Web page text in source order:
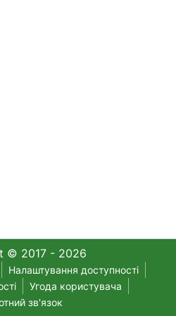
© 2017 - 2026
Налаштування доступності
Угода користувача
зв'язок